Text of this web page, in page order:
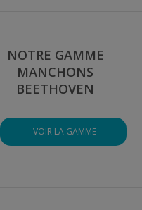
NOTRE GAMME
MANCHONS
BEETHOVEN
VOIR LA GAMME